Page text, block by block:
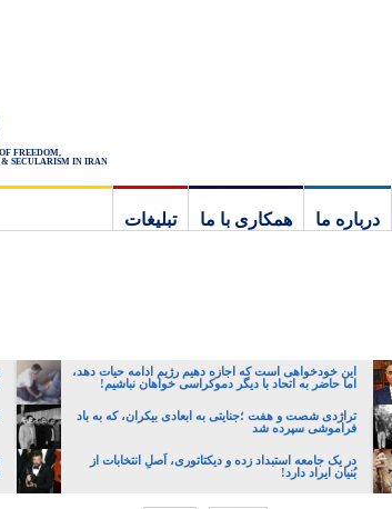
FREEDOM,
SECULARISM IN IRAN
درباره ما همکاری با ما
تبلیغات
این خودخواهی است که اجازه دهیم رژیم ادامه حیات دهد،
اما حاضر به اتحاد با دیگر دموکراسی خواهان نباشیم!
تراژدی شصت و هفت ؛جنایتی به ابعادی بیکران، که به باد
فراموشی سپرده شد
در یک جامعه استبداد زده و دیکتاتوری، اَصلِ انتخابات از
بُنیان ایراد دارد!